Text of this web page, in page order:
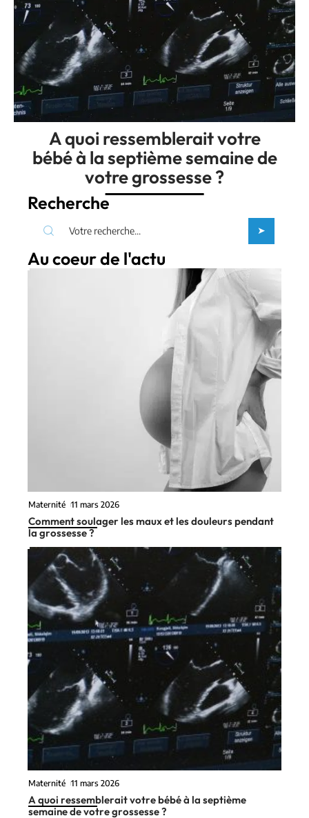
A quoi ressemblerait votre
bébé à la septième semaine de
votre grossesse ?
Recherche
Au coeur de l'actu
Maternité 11 mars 2026
Comment soulager les maux et les douleurs pendant
la grossesse ?
Maternité 11 mars 2026
A quoi ressemblerait votre bébé à la septième
semaine de votre grossesse ?